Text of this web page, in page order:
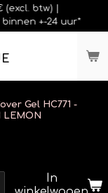
btw) |
+-24 uur*
Gel HC771 -
LEMON
In